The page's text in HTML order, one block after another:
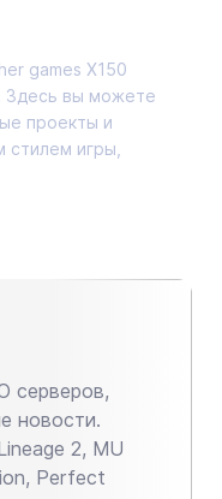
games X150
Здесь вы можете
проекты и
игры,
серверов,
новости.
2, MU
Perfect